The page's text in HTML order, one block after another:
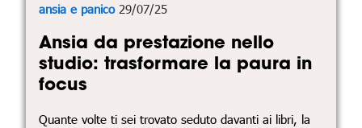
ansia e panico29/07/25
Ansia da prestazione nello
studio: trasformare la paura in
focus
Quante volte ti sei trovato seduto davanti ai libri, la